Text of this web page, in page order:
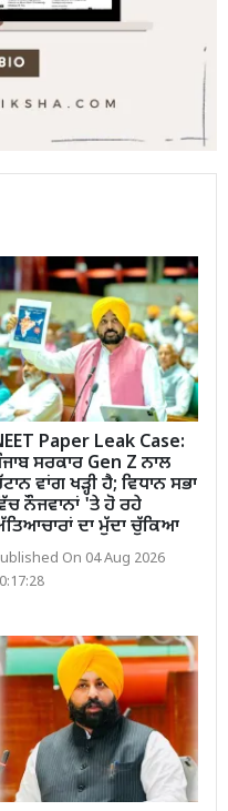
Paper Leak Case:
ਸਰਕਾਰ Gen Z ਨਾਲ
ਵਾਂਗ ਖੜ੍ਹੀ ਹੈ; ਵਿਧਾਨ ਸਭਾ
ਨੌਜਵਾਨਾਂ 'ਤੇ ਹੋ ਰਹੇ
ਦਾ ਮੁੱਦਾ ਚੁੱਕਿਆ
On 04 Aug 2026